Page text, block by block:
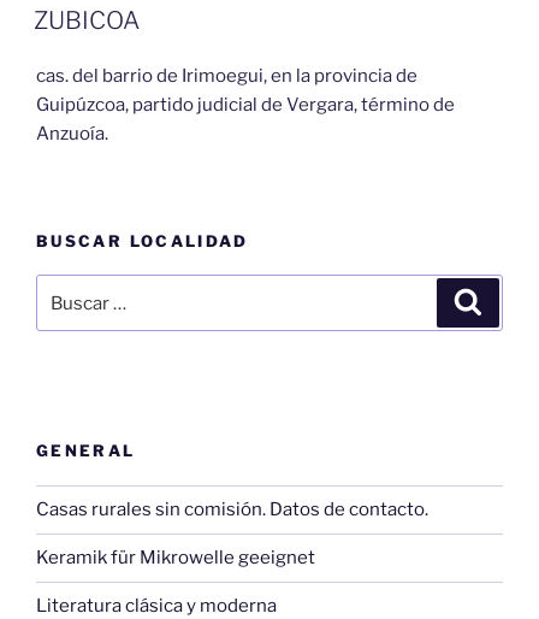
EL
ZUBICOA
cas. del barrio de Irimoegui, en la provincia de
Guipúzcoa, partido judicial de Vergara, término de
Anzuoía.
BUSCAR LOCALIDAD
por:
GENERAL
Casas rurales sin comisión. Datos de contacto.
Keramik für Mikrowelle geeignet
Literatura clásica y moderna